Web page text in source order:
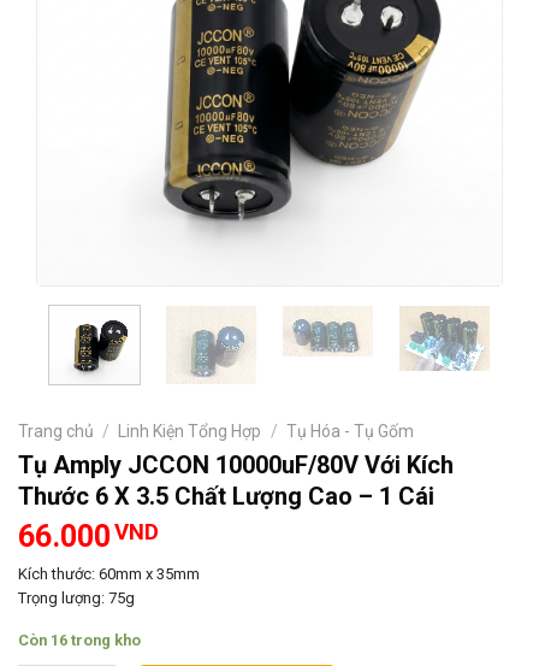
Trang chủ / Linh Kiện Tổng Hợp / Tụ Hóa - Tụ Gốm
Tụ Amply JCCON 10000uF/80V Với Kích
Thước 6 X 3.5 Chất Lượng Cao – 1 Cái
66.000VND
Kích thước: 60mm x 35mm
Trọng lượng: 75g
Còn 16 trong kho